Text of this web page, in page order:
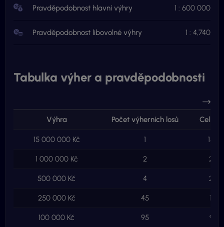
Pravděpodobnost hlavní výhry 1 : 600 000
Pravděpodobnost libovolné výhry 1 : 4,740
Tabulka výher a pravděpodobnosti
Výhra Počet výherních losů
15 000 000 Kč 1 15
1 000 000 Kč 2 2
500 000 Kč 4 2
250 000 Kč 45 11
100 000 Kč 95 9